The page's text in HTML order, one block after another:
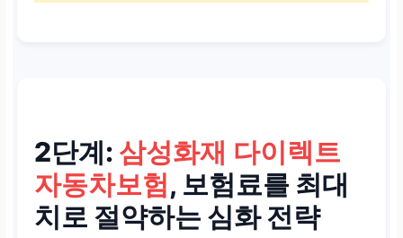
2단계: 삼성화재 다이렉트
자동차보험, 보험료를 최대
치로 절약하는 심화 전략